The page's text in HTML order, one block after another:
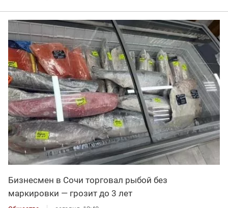
Бизнесмен в Сочи торговал рыбой без
маркировки — грозит до 3 лет